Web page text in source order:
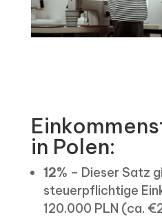
in Polen:
12% – Dieser Satz
steuerpflichtige
120.000 PLN (ca.